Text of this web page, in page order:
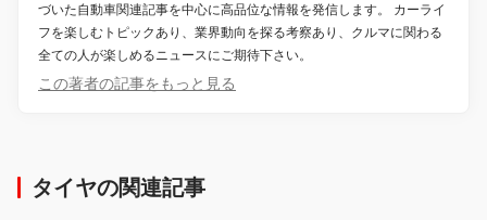
づいた自動車関連記事を中心に高品位な情報を発信します。 カーライ
フを楽しむトピックあり、業界動向を探る考察あり、クルマに関わる
全ての人が楽しめるニュースにご期待下さい。
この著者の記事をもっと見る
タイヤの関連記事